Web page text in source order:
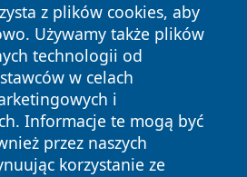
z plików cookies, aby
Używamy także plików
technologii od
w celach
i
Informacje te mogą być
przez naszych
korzystanie ze
Wszystkie prawa